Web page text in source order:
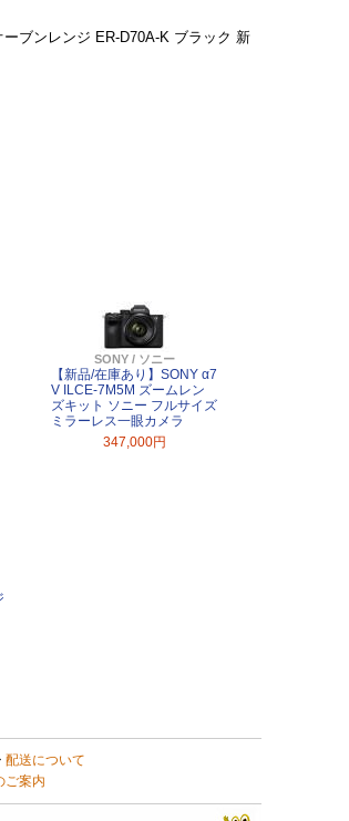
ブンレンジ ER-D70A-K ブラック 新
SONY / ソニー
【新品/在庫あり】SONY α7
V ILCE-7M5M ズームレン
ズキット ソニー フルサイズ
ミラーレス一眼カメラ
347,000円
配送について
ご案内